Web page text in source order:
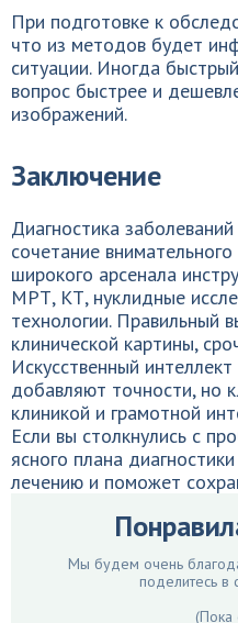
При подготовке к
что из методов будет
ситуации. Иногда
вопрос быстрее и
изображений.
Заключение
Диагностика
сочетание
широкого арсенала
МРТ, КТ, нуклидные
технологии. Правильный
клинической картины,
Искусственный
добавляют точности, но
клиникой и грамотной
Если вы столкнулись с
ясного плана
лечению и поможет
Мы будем очень
поделитесь в
(Пока